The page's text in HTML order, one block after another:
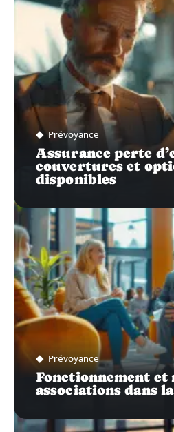
Prévoyance
Assurance perte
couvertures et
disponibles
Prévoyance
Fonctionnement et
associations dans